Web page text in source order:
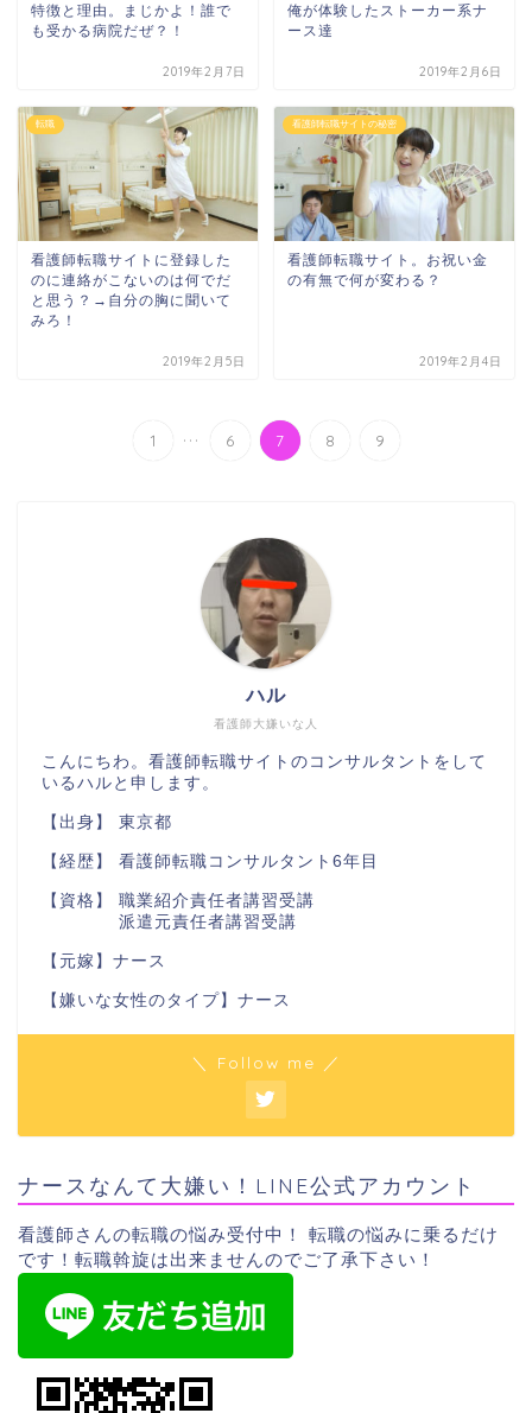
特徴と理由。まじかよ！誰で
も受かる病院だぜ？！
2019年2月7日
俺が体験したストーカー系ナ
ース達
2019年2月6日
転職
看護師転職サイトに登録した
のに連絡がこないのは何でだ
と思う？→自分の胸に聞いて
みろ！
2019年2月5日
看護師転職サイトの秘密
看護師転職サイト。お祝い金
の有無で何が変わる？
2019年2月4日
1 ... 6 7 8 9
看護師大嫌いな人
ハル
こんにちわ。看護師転職サイトのコンサルタントをして
いるハルと申します。
【出身】 東京都
【経歴】 看護師転職コンサルタント6年目
【資格】 職業紹介責任者講習受講
派遣元責任者講習受講
【元嫁】ナース
【嫌いな女性のタイプ】ナース
＼ Follow me ／
ナースなんて大嫌い！LINE公式アカウント
看護師さんの転職の悩み受付中！ 転職の悩みに乗るだけ
です！転職斡旋は出来ませんのでご了承下さい！